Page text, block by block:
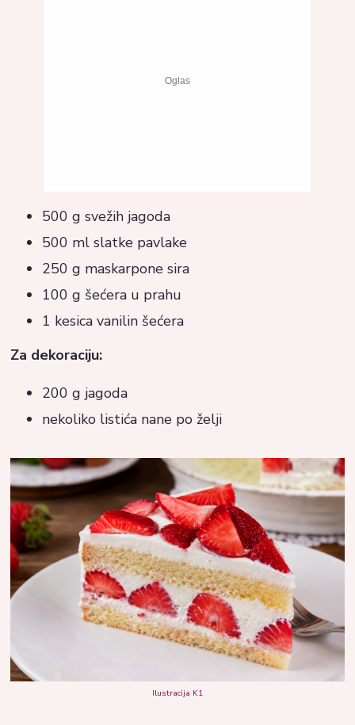
500 g svežih jagoda
500 ml slatke pavlake
250 g maskarpone sira
100 g šećera u prahu
1 kesica vanilin šećera
Za dekoraciju:
200 g jagoda
nekoliko listića nane po želji
Ilustracija K1